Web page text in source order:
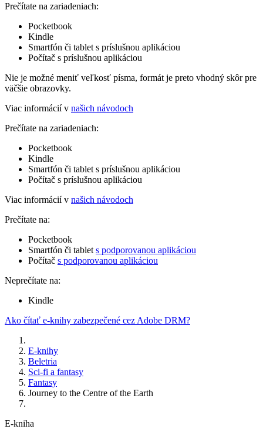
Prečítate na zariadeniach:
Pocketbook
Kindle
Smartfón či tablet s príslušnou aplikáciou
Počítač s príslušnou aplikáciou
Nie je možné meniť veľkosť písma, formát je preto vhodný skôr pre
väčšie obrazovky.
Viac informácií v našich návodoch
Prečítate na zariadeniach:
Pocketbook
Kindle
Smartfón či tablet s príslušnou aplikáciou
Počítač s príslušnou aplikáciou
Viac informácií v našich návodoch
Prečítate na:
Pocketbook
Smartfón či tablet s podporovanou aplikáciou
Počítač s podporovanou aplikáciou
Neprečítate na:
Kindle
Ako čítať e-knihy zabezpečené cez Adobe DRM?
E-knihy
Beletria
Sci-fi a fantasy
Fantasy
Journey to the Centre of the Earth
E-kniha